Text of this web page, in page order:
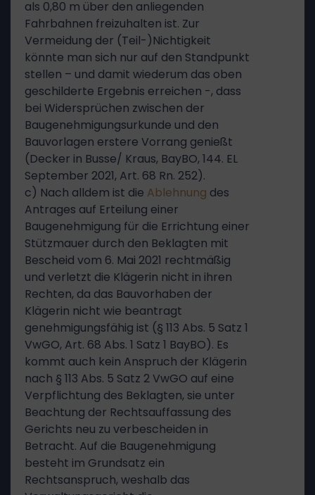
als 0,80 m über den anliegenden
Fahrbahnen freizuhalten ist. Zur
Vermeidung der (Teil-)Nichtigkeit
könnte man sich nur auf den Standpunkt
stellen – und damit wiederum das oben
geschilderte Ergebnis erreichen -, dass
bei Widersprüchen zwischen der
Baugenehmigungsurkunde und den
Bauvorlagen erstere Vorrang genießt
(Decker in Busse/ Kraus, BayBO, 144. EL
September 2021, Art. 68 Rn. 252).
c) Nach alldem ist die Ablehnung des
Antrages auf Erteilung einer
Baugenehmigung für die Errichtung einer
Stützmauer durch den Beklagten mit
Bescheid vom 6. Mai 2021 rechtmäßig
und verletzt die Klägerin nicht in ihren
Rechten, da das Bauvorhaben der
Klägerin nicht wie beantragt
genehmigungsfähig ist (§ 113 Abs. 5 Satz 1
VwGO, Art. 68 Abs. 1 Satz 1 BayBO). Es
kommt auch kein Anspruch der Klägerin
nach § 113 Abs. 5 Satz 2 VwGO auf eine
Verpflichtung des Beklagten, sie unter
Beachtung der Rechtsauffassung des
Gerichts neu zu verbescheiden in
Betracht. Auf die Baugenehmigung
besteht im Grundsatz ein
Rechtsanspruch, weshalb das